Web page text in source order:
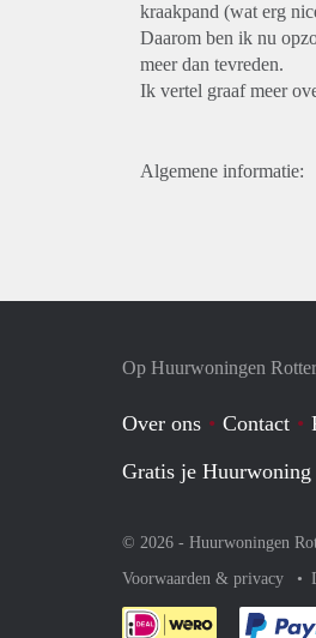
kraakpand (wat erg
Daarom ben ik nu
meer dan tevreden.
Ik vertel graaf meer
Algemene informatie:
Op Huurwoningen
Over ons Contact
Gratis je Huurwoning
© 2026 - Huurwoningen
Voorwaarden & privacy